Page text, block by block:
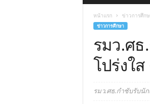
หน้าแรก ข่าวการศึก
ข่าวการศึกษา
รมว.ศธ
โปร่งใ
รมว.ศธ.กำชับรับนั